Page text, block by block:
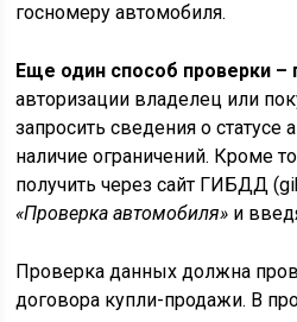
госномеру автомобиля.
Еще один способ проверки –
авторизации владелец или
запросить сведения о
наличие ограничений. Кроме
получить через сайт ГИБДД
«Проверка автомобиля» и
Проверка данных должна
договора купли-продажи. В